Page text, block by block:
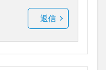
返信